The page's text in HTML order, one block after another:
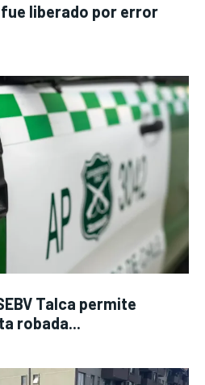
liberado por error
Talca permite
robada...